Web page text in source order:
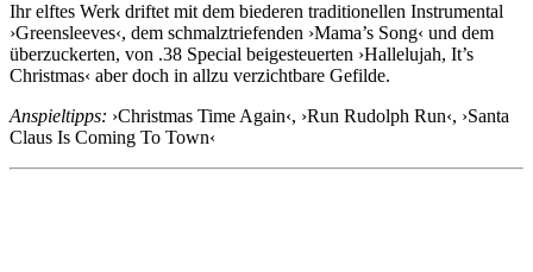
Ihr elftes Werk driftet mit dem biederen traditionellen Instrumental
›Greensleeves‹, dem schmalztriefenden ›Mama’s Song‹ und dem
überzuckerten, von .38 Special beigesteuerten ›Hallelujah, It’s
Christmas‹ aber doch in allzu verzichtbare Gefilde.
Anspieltipps: ›Christmas Time Again‹, ›Run Rudolph Run‹, ›Santa
Claus Is Coming To Town‹